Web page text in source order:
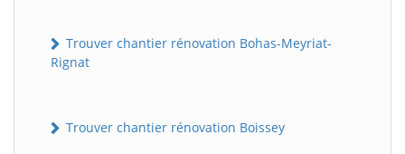
Trouver chantier rénovation Bohas-Meyriat-
Rignat
Trouver chantier rénovation Boissey